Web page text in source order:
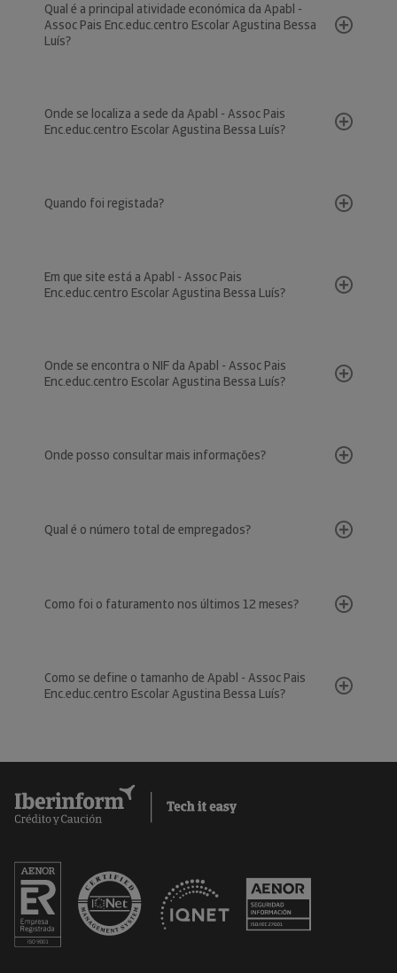
Qual é a principal atividade económica da Apabl -
Assoc Pais Enc.educ.centro Escolar Agustina Bessa
Luís?
Onde se localiza a sede da Apabl - Assoc Pais
Enc.educ.centro Escolar Agustina Bessa Luís?
Quando foi registada?
Em que site está a Apabl - Assoc Pais
Enc.educ.centro Escolar Agustina Bessa Luís?
Onde se encontra o NIF da Apabl - Assoc Pais
Enc.educ.centro Escolar Agustina Bessa Luís?
Onde posso consultar mais informações?
Qual é o número total de empregados?
Como foi o faturamento nos últimos 12 meses?
Como se define o tamanho de Apabl - Assoc Pais
Enc.educ.centro Escolar Agustina Bessa Luís?